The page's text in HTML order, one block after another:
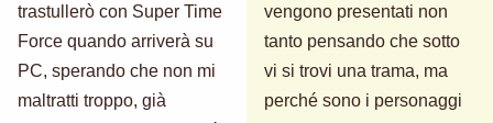
trastullerò con Super Time
Force quando arriverà su
PC, sperando che non mi
maltratti troppo, già
vengono presentati non
tanto pensando che sotto
vi si trovi una trama, ma
perché sono i personaggi